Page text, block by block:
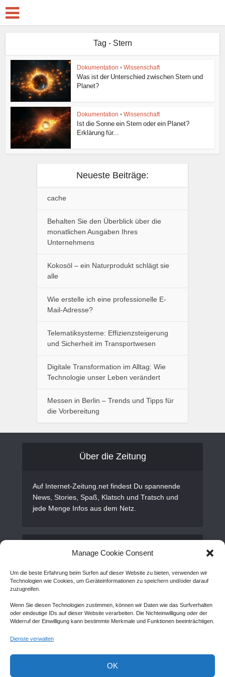
Manage Cookie Consent
Um die beste Erfahrung beim Surfen auf dieser Website zu bieten, verwenden wir
Technologien wie Cookies, um Geräteinformationen zu speichern und/oder darauf
zuzugreifen.
Wenn Sie diesen Technologien zustimmen, können wir Daten wie das Surfverhalten
oder eindeutige IDs auf dieser Website verarbeiten. Die Nichteinwilligung oder der
Widerruf der Einwilligung kann bestimmte Merkmale und Funktionen beeinträchtigen.
Dienste verwalten
OK
Tag - Stern
Dokumentation • Wissenschaft
Was ist der Unterschied zwischen Stern und
Planet?
Dokumentation • Wissenschaft
Ist die Sonne ein Stern oder ein Planet?
Erklärung für...
Neueste Beiträge:
cache
Behalten Sie den Überblick über die
monatlichen Ausgaben Ihres
Unternehmens
Kokosöl – ein Naturprodukt schlägt sie
alle
Wie erstelle ich eine professionelle E-
Mail-Adresse?
Telematiksysteme: Effizienzsteigerung
und Sicherheit im Transportwesen
Digitale Transformation im Alltag: Wie
Technologie unser Leben verändert
Messen in Berlin – Trends und Tipps für
die Vorbereitung
Über die Zeitung
Auf Internet-Zeitung.net findest Du spannende
News, Stories, Spaß, Klatsch und Tratsch und
jede Menge Infos aus dem Netz.
Alles Wichtige
Gastartikel
AGB
Disclaimer